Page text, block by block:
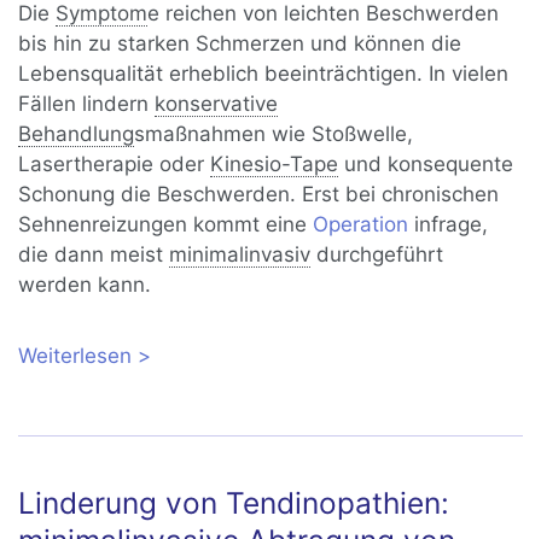
Die Symptome reichen von leichten Beschwerden
bis hin zu starken Schmerzen und können die
Lebensqualität erheblich beeinträchtigen. In vielen
Fällen lindern konservative
Behandlungsmaßnahmen wie Stoßwelle,
Lasertherapie oder Kinesio-Tape und konsequente
Schonung die Beschwerden. Erst bei chronischen
Sehnenreizungen kommt eine Operation infrage,
die dann meist minimalinvasiv durchgeführt
werden kann.
Weiterlesen über Tendinopathie: Was tun, wenn die
Linderung von Tendinopathien: